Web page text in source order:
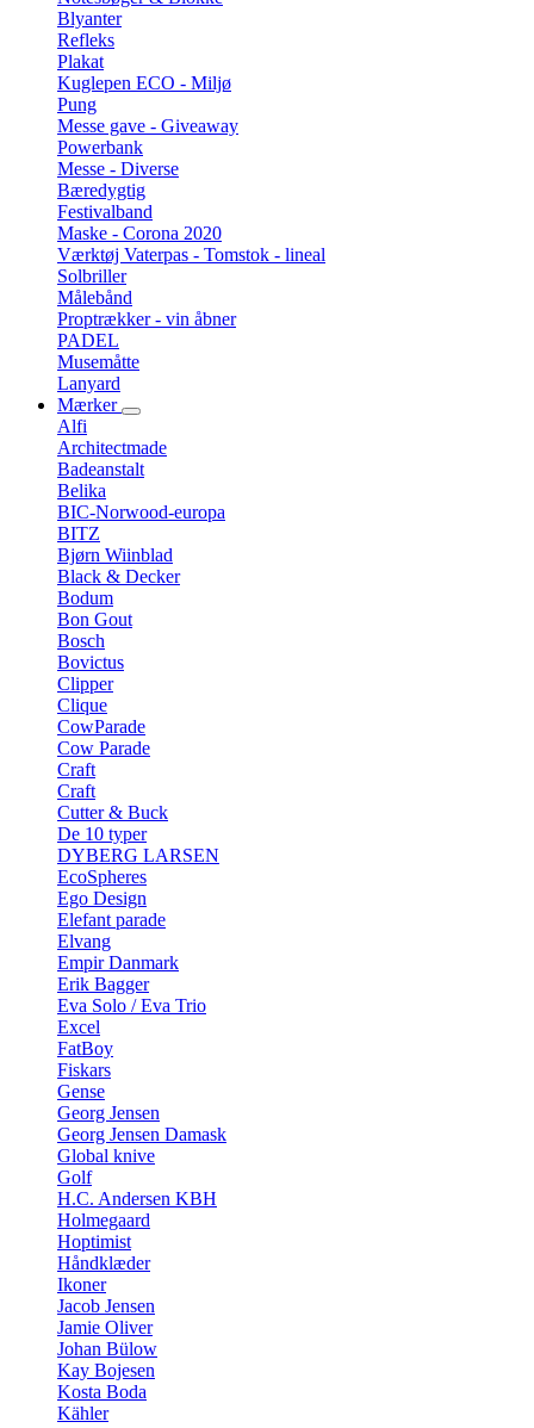
Blyanter
Refleks
Plakat
Kuglepen ECO - Miljø
Pung
Messe gave - Giveaway
Powerbank
Messe - Diverse
Bæredygtig
Festivalband
Maske - Corona 2020
Værktøj Vaterpas - Tomstok - lineal
Solbriller
Målebånd
Proptrækker - vin åbner
PADEL
Musemåtte
Lanyard
Mærker
Alfi
Architectmade
Badeanstalt
Belika
BIC-Norwood-europa
BITZ
Bjørn Wiinblad
Black & Decker
Bodum
Bon Gout
Bosch
Bovictus
Clipper
Clique
CowParade
Cow Parade
Craft
Craft
Cutter & Buck
De 10 typer
DYBERG LARSEN
EcoSpheres
Ego Design
Elefant parade
Elvang
Empir Danmark
Erik Bagger
Eva Solo / Eva Trio
Excel
FatBoy
Fiskars
Gense
Georg Jensen
Georg Jensen Damask
Global knive
Golf
H.C. Andersen KBH
Holmegaard
Hoptimist
Håndklæder
Ikoner
Jacob Jensen
Jamie Oliver
Johan Bülow
Kay Bojesen
Kosta Boda
Kähler